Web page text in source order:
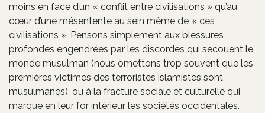
moins en face d’un « conflit entre civilisations » qu’au
cœur d’une mésentente au sein même de « ces
civilisations ». Pensons simplement aux blessures
profondes engendrées par les discordes qui secouent le
monde musulman (nous omettons trop souvent que les
premières victimes des terroristes islamistes sont
musulmanes), ou à la fracture sociale et culturelle qui
marque en leur for intérieur les sociétés occidentales.